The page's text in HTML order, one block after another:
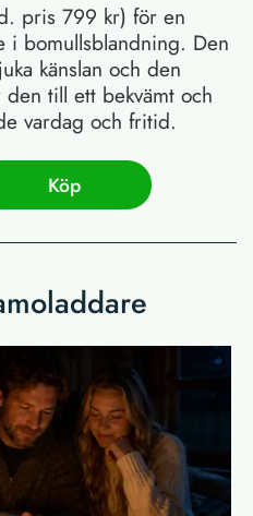
pris 799 kr) för en
i bomullsblandning. Den
känslan och den
till ett bekvämt och
vardag och fritid.
Köp